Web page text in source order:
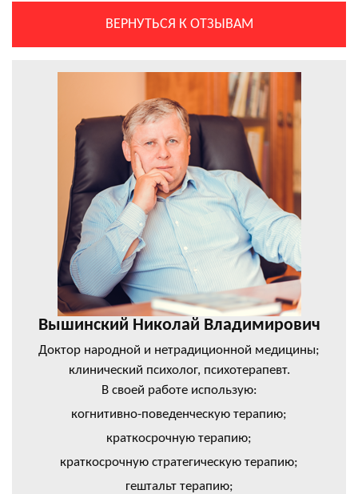
ВЕРНУТЬСЯ К ОТЗЫВАМ
Вышинский Николай Владимирович
Доктор народной и нетрадиционной медицины;
клинический психолог, психотерапевт.
В своей работе использую:
когнитивно-поведенческую терапию;
краткосрочную терапию;
краткосрочную стратегическую терапию;
гештальт терапию;